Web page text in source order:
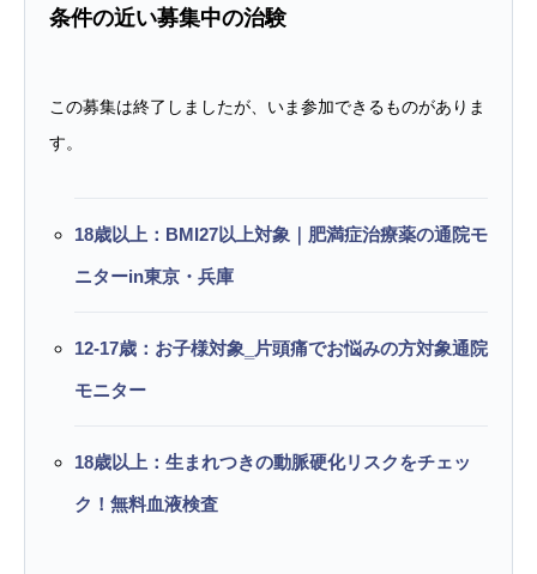
条件の近い募集中の治験
この募集は終了しましたが、いま参加できるものがありま
す。
18歳以上：BMI27以上対象｜肥満症治療薬の通院モ
ニターin東京・兵庫
12-17歳：お子様対象‗片頭痛でお悩みの方対象通院
モニター
18歳以上：生まれつきの動脈硬化リスクをチェッ
ク！無料血液検査